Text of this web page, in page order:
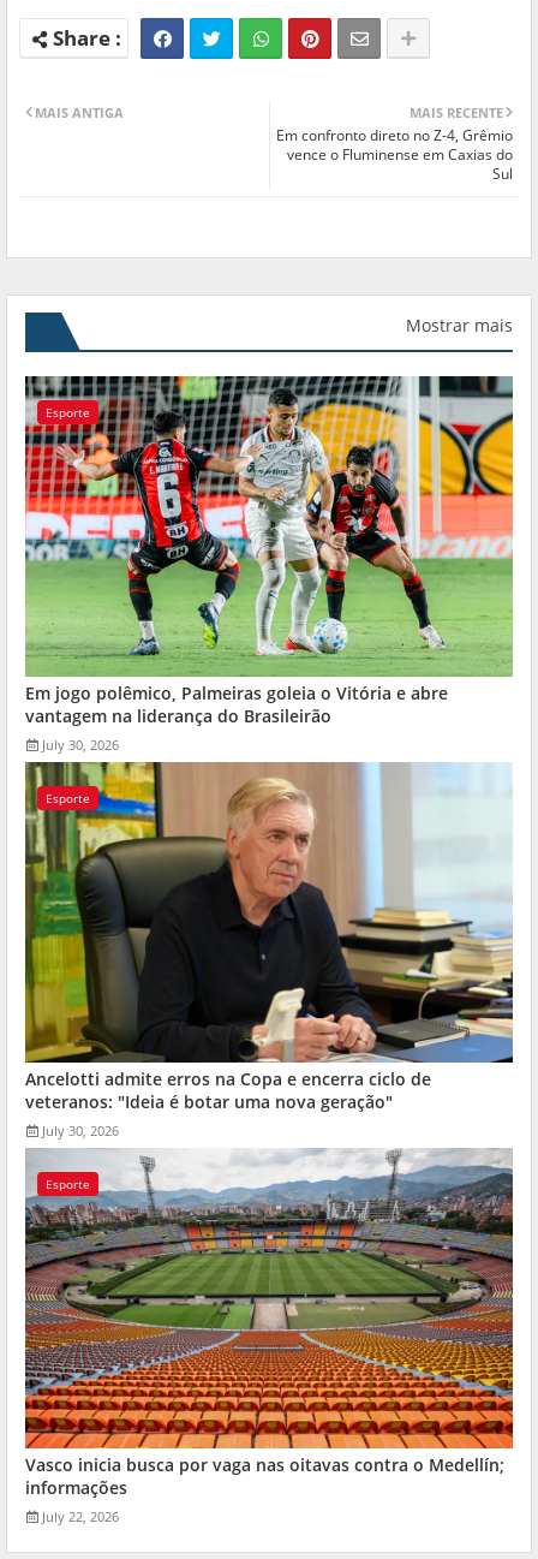
MAIS RECENTE
Em confronto direto no Z-4, Grêmio
vence o Fluminense em Caxias do
Sul
MAIS ANTIGA
Mostrar mais
Esporte
Em jogo polêmico, Palmeiras goleia o Vitória e abre
vantagem na liderança do Brasileirão
July 30, 2026
Esporte
Ancelotti admite erros na Copa e encerra ciclo de
veteranos: "Ideia é botar uma nova geração"
July 30, 2026
Esporte
Vasco inicia busca por vaga nas oitavas contra o Medellín;
informações
July 22, 2026